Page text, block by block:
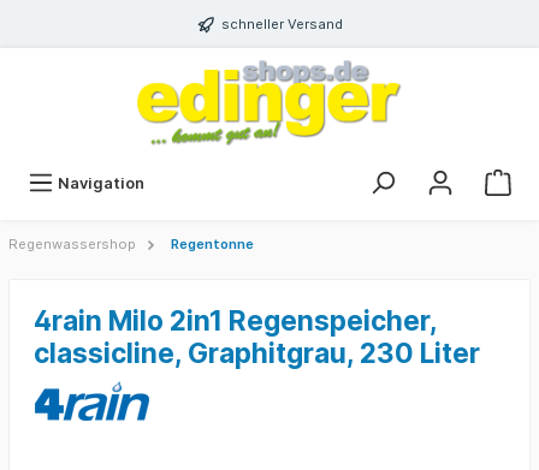
schneller Versand
Navigation
Regenwassershop Regentonne
4rain Milo 2in1 Regenspeicher,
classicline, Graphitgrau, 230 Liter